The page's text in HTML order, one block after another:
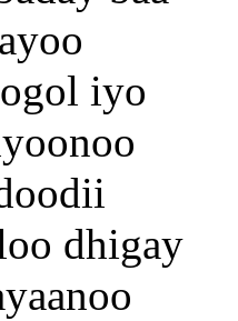
iyo
dhigay